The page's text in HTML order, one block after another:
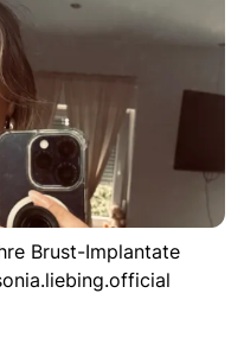
Brust-Implantate